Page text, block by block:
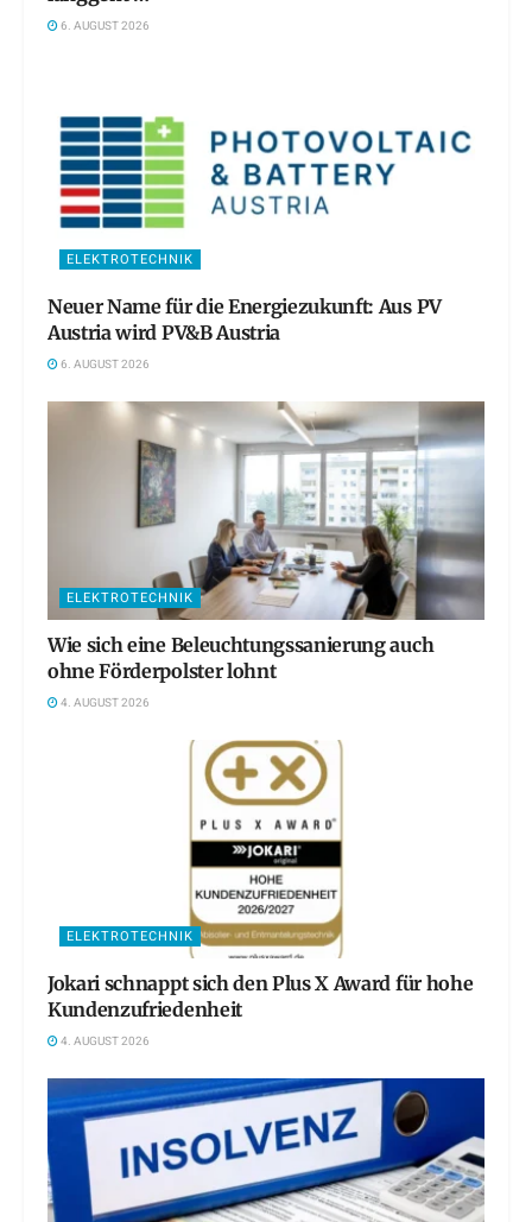
6. AUGUST 2026
ELEKTROTECHNIK
Neuer Name für die Energiezukunft: Aus PV
Austria wird PV&B Austria
6. AUGUST 2026
ELEKTROTECHNIK
Wie sich eine Beleuchtungssanierung auch
ohne Förderpolster lohnt
4. AUGUST 2026
ELEKTROTECHNIK
Jokari schnappt sich den Plus X Award für hohe
Kundenzufriedenheit
4. AUGUST 2026